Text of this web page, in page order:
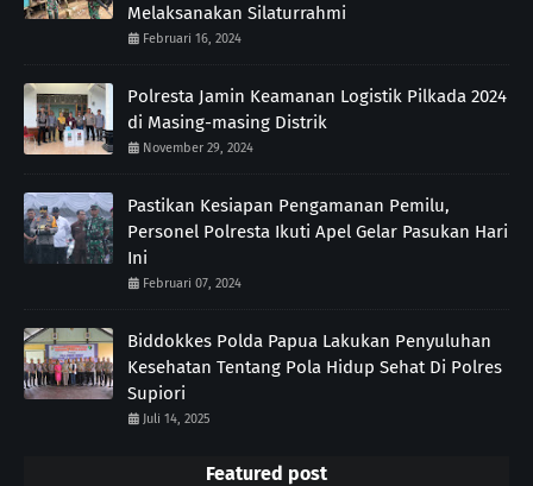
Melaksanakan Silaturrahmi
Februari 16, 2024
Polresta Jamin Keamanan Logistik Pilkada 2024
di Masing-masing Distrik
November 29, 2024
Pastikan Kesiapan Pengamanan Pemilu,
Personel Polresta Ikuti Apel Gelar Pasukan Hari
Ini
Februari 07, 2024
Biddokkes Polda Papua Lakukan Penyuluhan
Kesehatan Tentang Pola Hidup Sehat Di Polres
Supiori
Juli 14, 2025
Featured post